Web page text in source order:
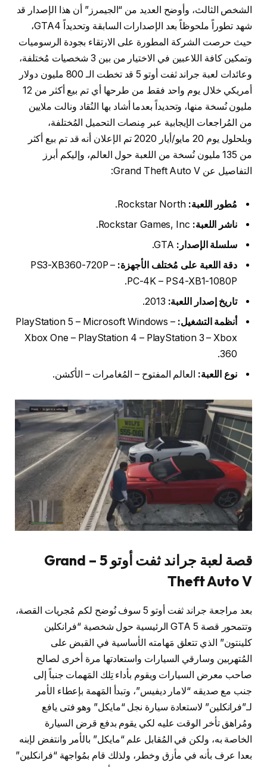
الشخص الثالث، وأوضح العديد من “الجيمرز” أن هذا الإصدار قد
شهد تطوراً ملحوظاً بعد الإصدارات السابقة وتحديداً GTA4،
حيث حرصت الشركة المطورة على الارتقاء بجودة الرسوميات
وتمكين كافة اللاعبين في الاختيار من بين 3 شخصيات مُختلفة،
وعائدات لعبة جراند ثفت أوتو 5 قد تخطت الـ 800 مليون دولار
أمريكي خلال يوم واحد فقط من طرحها أي تم بيع أكثر من 12
مليون نُسخة منها، وتحديداً بعدما أشاد بها النُقاد ونالت ملايين
من المُراجعات الإيجابية عبر مِنصات التحميل المُختلفة،
وبلحلول يوم 20 مايو/أيار 2020 تم الإعلان أنه قد تم بيع أكثر
من 135 مليون نُسخة من اللعبة حول العالم، وإليكم أبرز
التفاصيل عن Grand Theft Auto V:
مُطور اللعبة:
ناشر اللعبة:
سلسلة الإصدار:
دقة اللعبة على مُختلف الأجهزة: PS3-XB360-720P –
PC-4K – PS4-XB1-1080P.
تاريخ إصدار اللعبة:
أنظمة التشغيل: PlayStation 5 – Microsoft Windows –
Xbox One – PlayStation 4 – PlayStation 3 – Xbox
360.
نوع اللعبة: العالم المفتوح – المُغامرات – الأكشن.
قصة لعبة جراند ثفت أوتو 5 – Grand
Theft Auto V
بعد مراجعة جراند ثفت أوتو 5 سوف نُوضح لكم مُجريات القصة،
وتتمحور قصة GTA 5 الرئيسية حول شخصية “فرانكلين
كلينتون” الذي تتعلق مَهامته الأساسية في القبض على
المُتهربين وسارقي السيارات واستعادتها مرة أخرى لصالح
صاحب معرض السيارات ويقوم بأداء تِلك المَهمات جنباً إلى
جنب مع صديقه “لامار ديفيس”، وتبدأ المَهمة بإعطاء الأمر
لـ”فرانكلين” لاستعادة سيارة نجل “مايكل” وهو فتى يافع
ومُراهق تأخر الوقت عليه لكي يقوم بدفع قرض السيارة
الخاصة به، ولكن في المُقابل علم “مايكل” بالأمر وانتفض لإبنه
بعدا عرف بأنه في مأزق وخطر، ولذلك قام بمُواجهة “فرانكلين”